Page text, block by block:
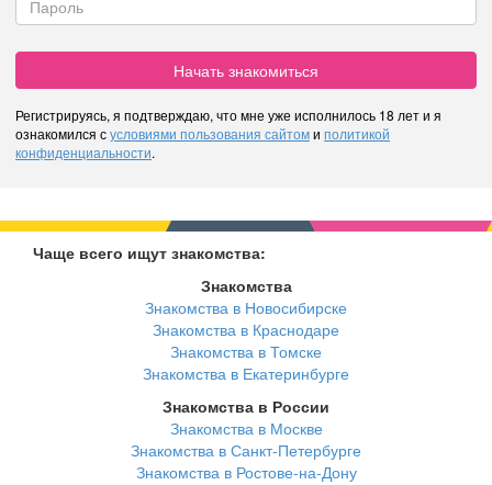
Начать знакомиться
Регистрируясь, я подтверждаю, что мне уже исполнилось 18 лет и я
ознакомился сусловиями пользования сайтоми политикой
конфиденциальности.
Чаще всего ищут знакомства:
Знакомства
Знакомства в Новосибирске
Знакомства в Краснодаре
Знакомства в Томске
Знакомства в Екатеринбурге
Знакомства в России
Знакомства в Москве
Знакомства в Санкт-Петербурге
Знакомства в Ростове-на-Дону